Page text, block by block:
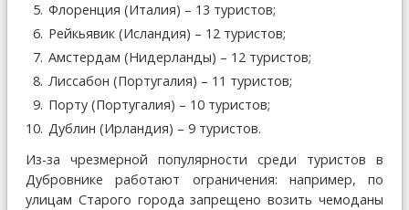
Флоренция (Италия) – 13 туристов;
Рейкьявик (Исландия) – 12 туристов;
Амстердам (Нидерланды) – 12 туристов;
Лиссабон (Португалия) – 11 туристов;
Порту (Португалия) – 10 туристов;
Дублин (Ирландия) – 9 туристов.
Из-за чрезмерной популярности среди туристов в
Дубровнике работают ограничения: например, по
улицам Старого города запрещено возить чемоданы